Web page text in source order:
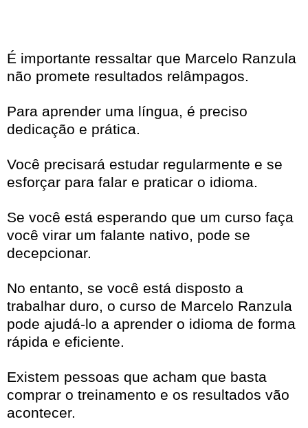
É importante ressaltar que Marcelo Ranzula
não promete resultados relâmpagos.
Para aprender uma língua, é preciso
dedicação e prática.
Você precisará estudar regularmente e se
esforçar para falar e praticar o idioma.
Se você está esperando que um curso faça
você virar um falante nativo, pode se
decepcionar.
No entanto, se você está disposto a
trabalhar duro, o curso de Marcelo Ranzula
pode ajudá-lo a aprender o idioma de forma
rápida e eficiente.
Existem pessoas que acham que basta
comprar o treinamento e os resultados vão
acontecer.